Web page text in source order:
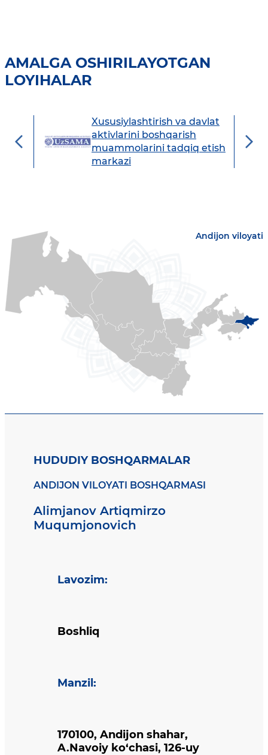
AMALGA OSHIRILAYOTGAN
LOYIHALAR
Xususiylashtirish va davlat
aktivlarini boshqarish
muammolarini tadqiq etish
markazi
Andijon viloyati
HUDUDIY BOSHQARMALAR
ANDIJON VILOYATI BOSHQARMASI
Alimjanov Artiqmirzo
Muqumjonovich
Lavozim:
Boshliq
Manzil :
170100, Andijon shahar,
A.Navoiy ko‘chasi, 126-uy